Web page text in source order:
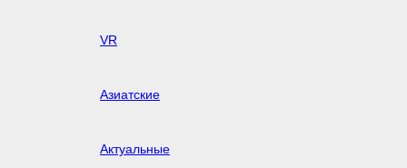
VR
Азиатские
Актуальные